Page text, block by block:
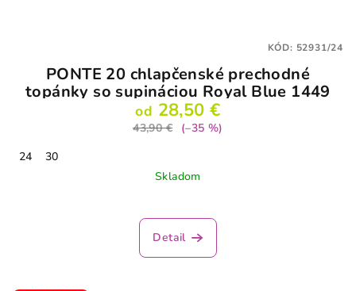
PONTE 20 chlapčenské prechodné
topánky so supináciou Royal Blue 1449
od 28,50 €
43,90 €
(–35 %)
24
30
Skladom
Detail
KÓD: 52931/24